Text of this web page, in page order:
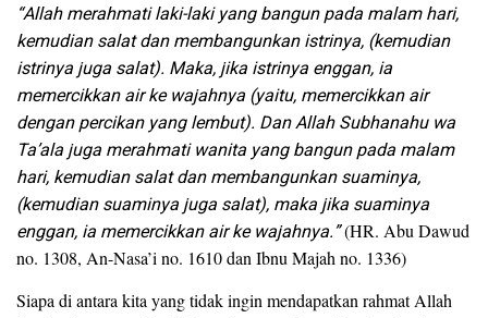
“Allah merahmati laki-laki yang bangun pada malam hari,
kemudian salat dan membangunkan istrinya, (kemudian
istrinya juga salat). Maka, jika istrinya enggan, ia
memercikkan air ke wajahnya (yaitu, memercikkan air
dengan percikan yang lembut). Dan Allah Subhanahu wa
Ta’ala juga merahmati wanita yang bangun pada malam
hari, kemudian salat dan membangunkan suaminya,
(kemudian suaminya juga salat), maka jika suaminya
enggan, ia memercikkan air ke wajahnya.”(HR. Abu Dawud
no. 1308, An-Nasa’i no. 1610 dan Ibnu Majah no. 1336)
Siapa di antara kita yang tidak ingin mendapatkan rahmat Allah